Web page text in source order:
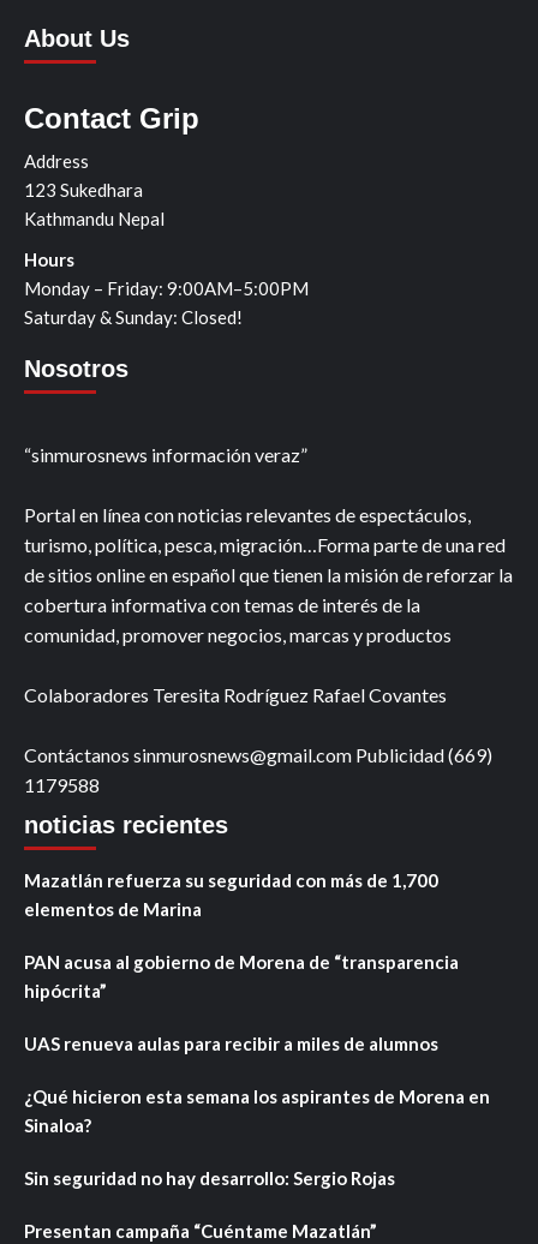
About Us
Contact Grip
Address
123 Sukedhara
Kathmandu Nepal
Hours
Monday – Friday: 9:00AM–5:00PM
Saturday & Sunday: Closed!
Nosotros
“sinmurosnews información veraz”
Portal en línea con noticias relevantes de espectáculos,
turismo, política, pesca, migración…Forma parte de una red
de sitios online en español que tienen la misión de reforzar la
cobertura informativa con temas de interés de la
comunidad, promover negocios, marcas y productos
Colaboradores Teresita Rodríguez Rafael Covantes
Contáctanos sinmurosnews@gmail.com Publicidad (669)
1179588
noticias recientes
Mazatlán refuerza su seguridad con más de 1,700
elementos de Marina
PAN acusa al gobierno de Morena de “transparencia
hipócrita”
UAS renueva aulas para recibir a miles de alumnos
¿Qué hicieron esta semana los aspirantes de Morena en
Sinaloa?
Sin seguridad no hay desarrollo: Sergio Rojas
Presentan campaña “Cuéntame Mazatlán”